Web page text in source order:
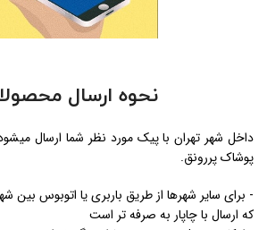
نحوه ارسال
داخل شهر تهران با پیک مورد نظر شما ارسال
پوشاک پررونق.
- برای سایر شهرها از طریق باربری یا اتوبوس بین
که ارسال با چاپار به صرفه تر است